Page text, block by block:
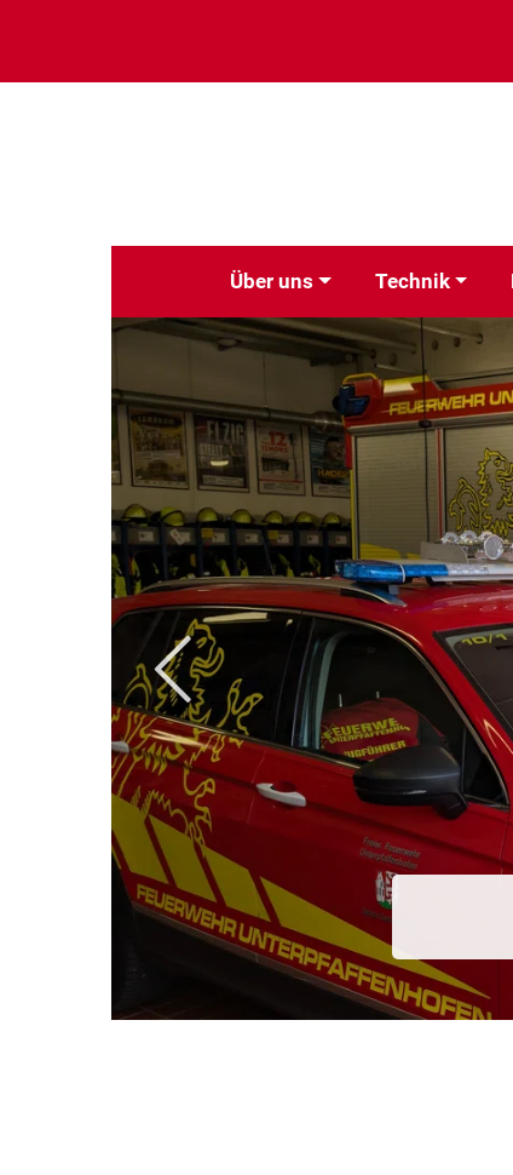
Über uns Technik